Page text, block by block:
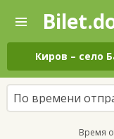
—
Поиск
и
покупка
билетов
на
автобус
онлайн
Киров – село
По времени
Время